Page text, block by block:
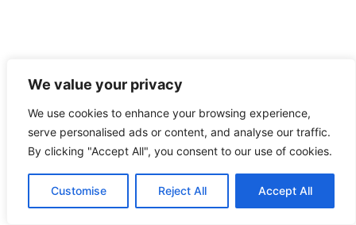
We value your privacy
We use cookies to enhance your browsing experience,
serve personalised ads or content, and analyse our traffic.
By clicking "Accept All", you consent to our use of cookies.
Customise Reject All Accept All